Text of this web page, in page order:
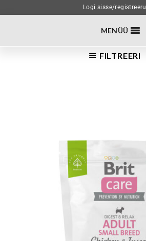
Logi sisse/registreeru
MENÜÜ
FILTREERI